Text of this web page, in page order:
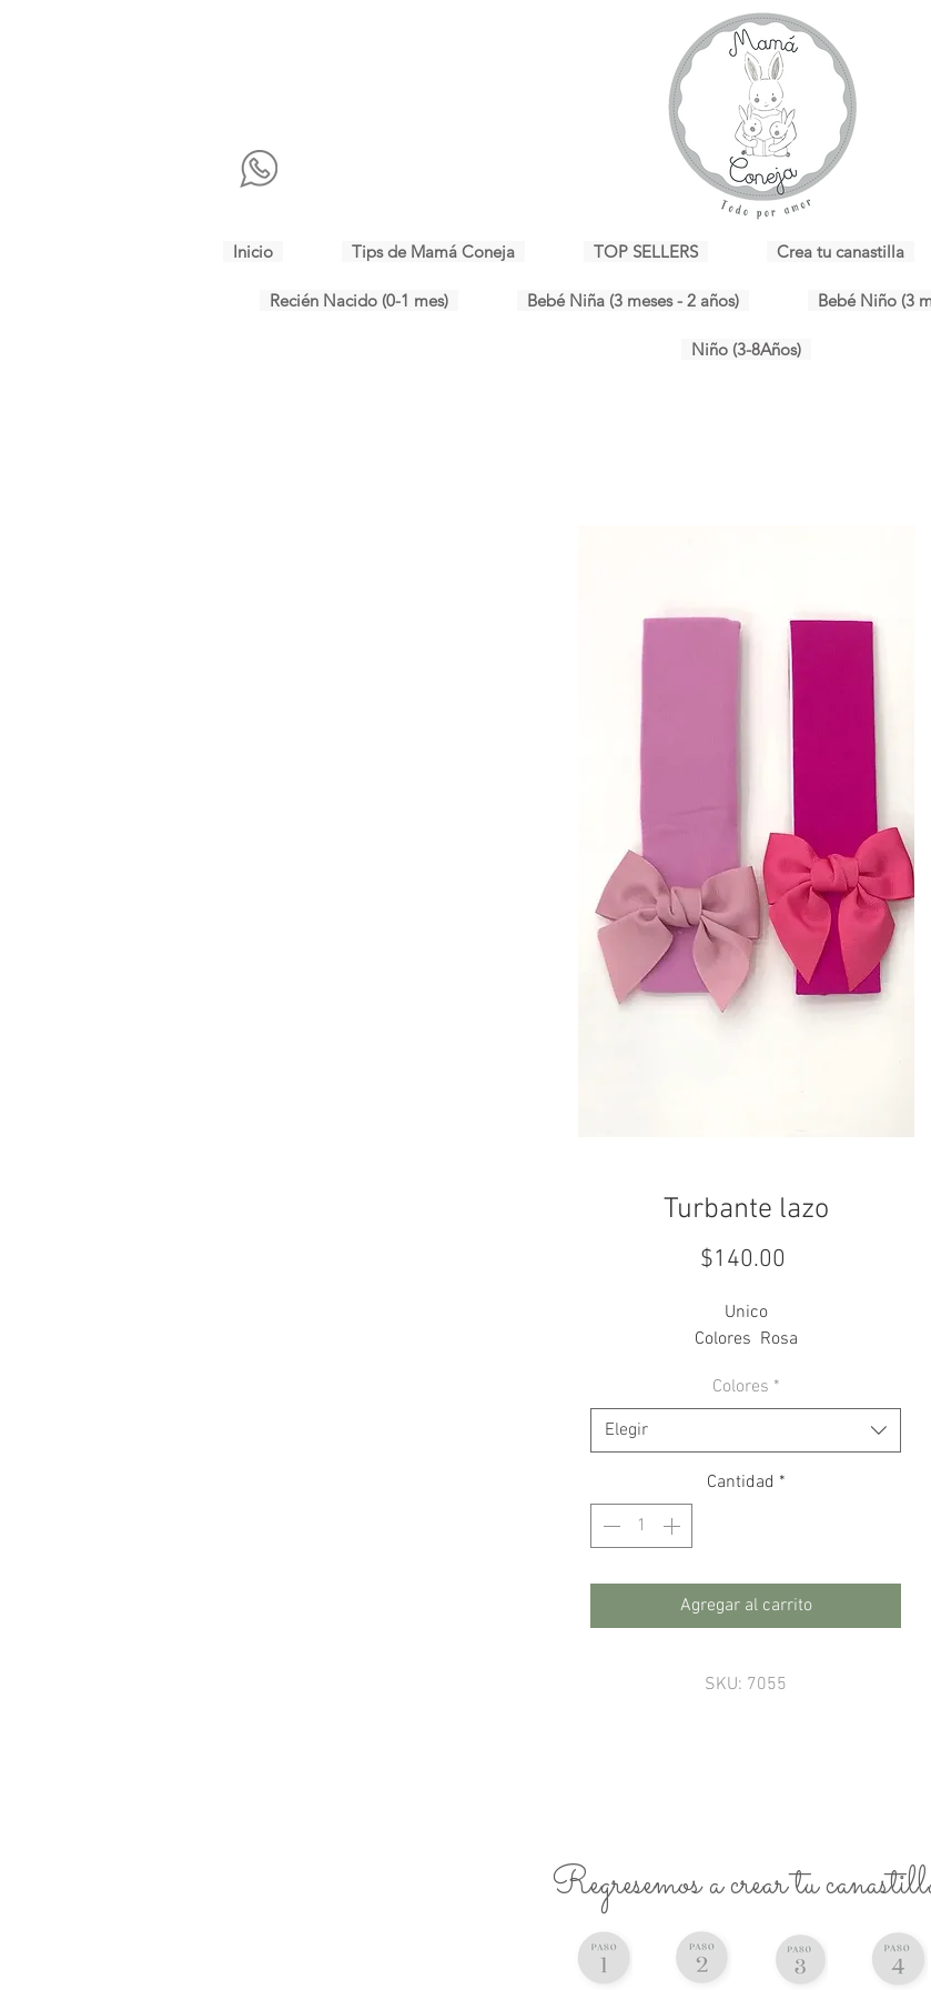
Inicio Tips de Mamá Coneja TOP SELLERS Crea tu canastilla
Recién Nacido (0-1 mes) Bebé Niña (3 meses - 2 años) Bebé Niño (3
Niño (3-8Años)
Turbante lazo
$140.00
Unico
Colores Rosa
Colores *
Elegir
Cantidad *
Agregar al carrito
SKU: 7055
Regresemos a crear tu